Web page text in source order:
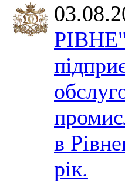
РІВНЕ"
в
рік.